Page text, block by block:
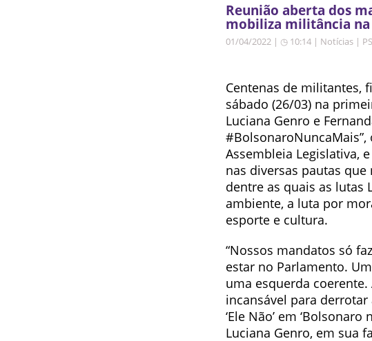
Reunião aberta dos
mobiliza militância
01/04/2022 | ◷ 10:14 | Notícias |
Centenas de militantes,
sábado (26/03) na
Luciana Genro e
Assembleia Legislativa,
nas diversas pautas
dentre as quais as lutas
ambiente, a luta por
esporte e cultura.
“Nossos mandatos só
estar no Parlamento.
uma esquerda
incansável para
‘Ele Não’ em
Luciana Genro, em sua